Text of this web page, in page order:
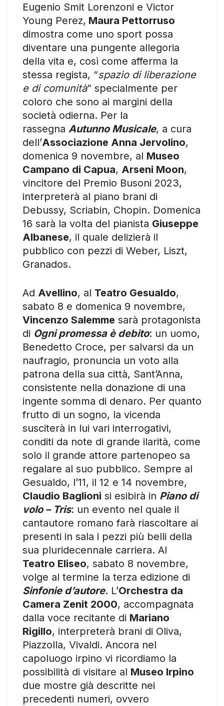
Eugenio Smit Lorenzoni e Victor
Young Perez, Maura Pettorruso
dimostra come uno sport possa
diventare una pungente allegoria
della vita e, così come afferma la
stessa regista, “spazio di liberazione
e di comunità” specialmente per
coloro che sono ai margini della
società odierna. Per la
rassegna Autunno Musicale, a cura
dell’Associazione Anna Jervolino,
domenica 9 novembre, al Museo
Campano di Capua, Arseni Moon,
vincitore del Premio Busoni 2023,
interpreterà al piano brani di
Debussy, Scriabin, Chopin. Domenica
16 sarà la volta del pianista Giuseppe
Albanese, il quale delizierà il
pubblico con pezzi di Weber, Liszt,
Granados.
Ad Avellino, al Teatro Gesualdo,
sabato 8 e domenica 9 novembre,
Vincenzo Salemme sarà protagonista
di Ogni promessa è debito: un uomo,
Benedetto Croce, per salvarsi da un
naufragio, pronuncia un voto alla
patrona della sua città, Sant’Anna,
consistente nella donazione di una
ingente somma di denaro. Per quanto
frutto di un sogno, la vicenda
susciterà in lui vari interrogativi,
conditi da note di grande ilarità, come
solo il grande attore partenopeo sa
regalare al suo pubblico. Sempre al
Gesualdo, l’11, il 12 e 14 novembre,
Claudio Baglioni si esibirà in Piano di
volo – Tris: un evento nel quale il
cantautore romano farà riascoltare ai
presenti in sala i pezzi più belli della
sua pluridecennale carriera. Al
Teatro Eliseo, sabato 8 novembre,
volge al termine la terza edizione di
Sinfonie d’autore. L’Orchestra da
Camera Zenit 2000, accompagnata
dalla voce recitante di Mariano
Rigillo, interpreterà brani di Oliva,
Piazzolla, Vivaldi. Ancora nel
capoluogo irpino vi ricordiamo la
possibilità di visitare al Museo Irpino
due mostre già descritte nei
precedenti numeri, ovvero